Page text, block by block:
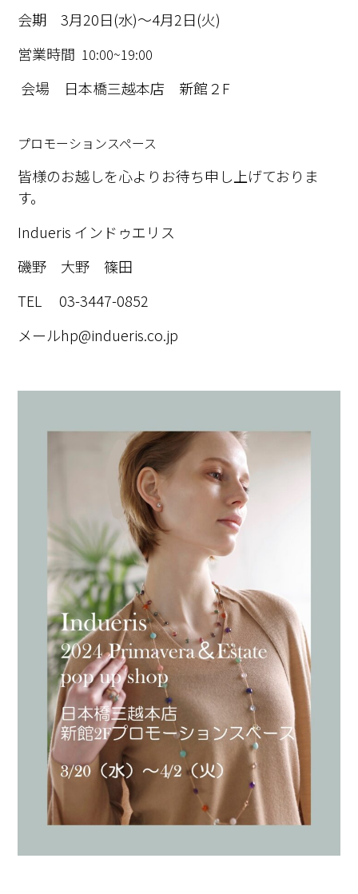
会期 3月20日(水)〜4月2日(火)
営業時間 10:00~19:00
会場 日本橋三越本店 新館２F
プロモーションスペース
皆様のお越しを心よりお待ち申し上げておりま
す。
Indueris インドゥエリス
磯野 大野 篠田
TEL 03-3447-0852
メールhp@indueris.co.jp